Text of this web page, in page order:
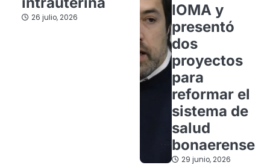
26 julio, 2026
IOMA y
presentó
dos
proyectos
para
reformar el
sistema de
salud
bonaerense
29 junio, 2026